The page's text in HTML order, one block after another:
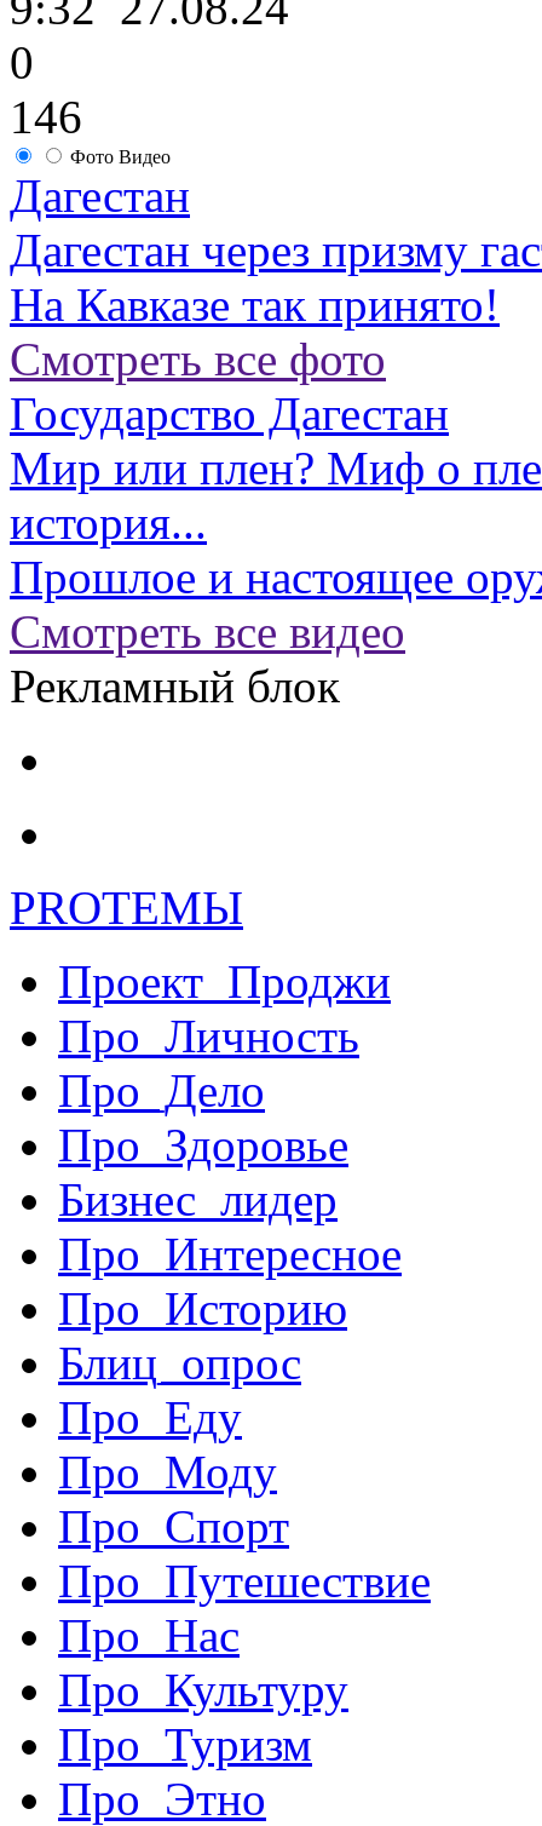
0
146
Фото Видео
Дагестан
Дагестан через призму
На Кавказе так принято!
Смотреть все фото
Государство Дагестан
Мир или плен? Миф о
история...
Прошлое и настоящее
Смотреть все видео
Рекламный блок
PROТЕМЫ
Проект_Проджи
Про_Личность
Про_Дело
Про_Здоровье
Бизнес_лидер
Про_Интересное
Про_Историю
Блиц_опрос
Про_Еду
Про_Моду
Про_Спорт
Про_Путешествие
Про_Нас
Про_Культуру
Про_Туризм
Про_Этно